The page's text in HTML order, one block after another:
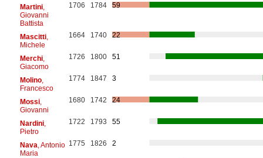
Martini,
Giovanni
Battista
1706 1784 59
Mascitti,
Michele
1664 1740 22
Merchi,
Giacomo
1726 1800 51
Molino,
Francesco
1774 1847 3
Mossi,
Giovanni
1680 1742 24
Nardini,
Pietro
1722 1793 55
Nava , Antonio
Maria
1775 1826 2